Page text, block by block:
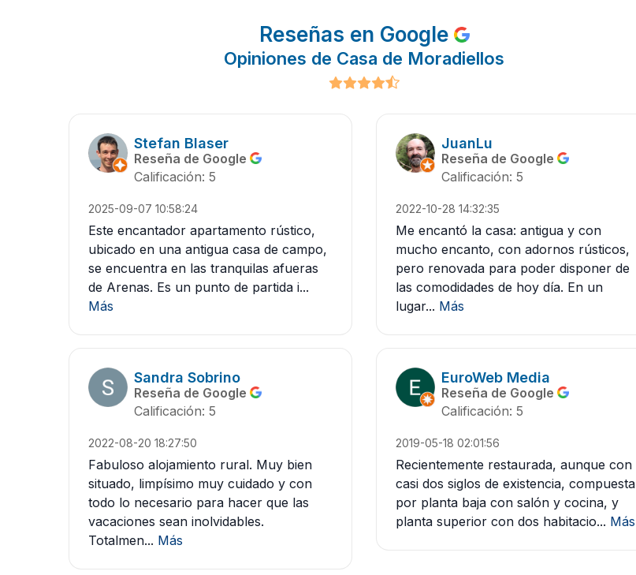
Reseñas en Google
Opiniones de Casa de Moradiellos
Stefan Blaser
Reseña de Google
Calificación: 5
2025-09-07 10:58:24
Este encantador apartamento rústico,
ubicado en una antigua casa de campo,
se encuentra en las tranquilas afueras
de Arenas. Es un punto de partida i...
Más
JuanLu
Reseña de Google
Calificación: 5
2022-10-28 14:32:35
Me encantó la casa: antigua y con
mucho encanto, con adornos rústicos,
pero renovada para poder disponer de
las comodidades de hoy día. En un
lugar... Más
Sandra Sobrino
Reseña de Google
Calificación: 5
2022-08-20 18:27:50
Fabuloso alojamiento rural. Muy bien
situado, limpísimo muy cuidado y con
todo lo necesario para hacer que las
vacaciones sean inolvidables.
Totalmen... Más
EuroWeb Media
Reseña de Google
Calificación: 5
2019-05-18 02:01:56
Recientemente restaurada, aunque con
casi dos siglos de existencia, compuesta
por planta baja con salón y cocina, y
planta superior con dos habitacio... Más